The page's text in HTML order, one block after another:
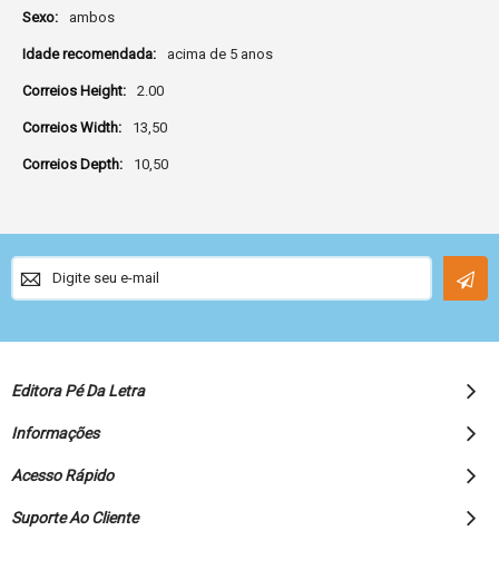
ambos
acima de 5 anos
2.00
13,50
10,50
Sign
Up
for
Newsletter:
Editora Pé Da Letra
Informações
Acesso Rápido
Suporte Ao Cliente